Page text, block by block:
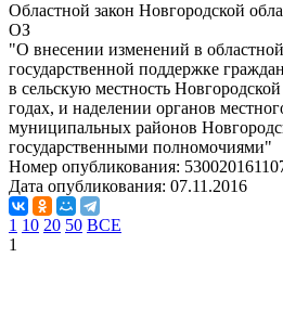
Областной закон Новгородской
ОЗ
"О внесении изменений в
государственной поддержке
в сельскую местность
годах, и наделении органов
муниципальных районов
государственными полномочиями"
Номер опубликования:
Дата опубликования: 07.11.2016
1 10 20 50 ВСЕ
1